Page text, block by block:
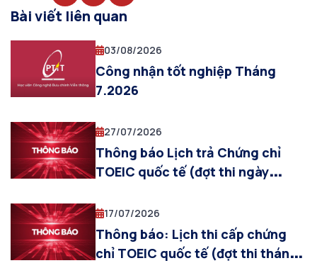
Bài viết liên quan
03/08/2026
Công nhận tốt nghiệp Tháng
7.2026
27/07/2026
Thông báo Lịch trả Chứng chỉ
TOEIC quốc tế (đợt thi ngày
17/07/2026
Thông báo: Lịch thi cấp chứng
chỉ TOEIC quốc tế (đợt thi tháng